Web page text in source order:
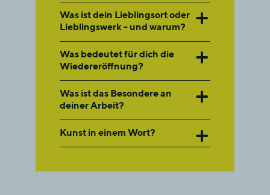
Was ist dein Lieblingsort oder
Lieblingswerk - und warum?
Was bedeutet für dich die
Wiedereröffnung?
Was ist das Besondere an
deiner Arbeit?
Kunst in einem Wort?